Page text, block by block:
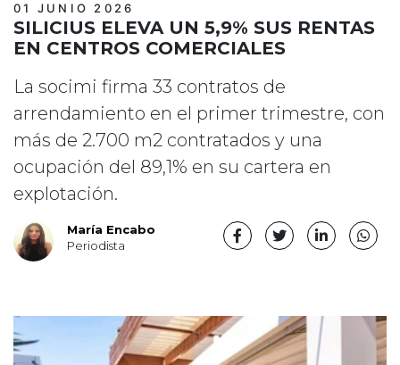
01 JUNIO 2026
SILICIUS ELEVA UN 5,9% SUS RENTAS
EN CENTROS COMERCIALES
La socimi firma 33 contratos de
arrendamiento en el primer trimestre, con
más de 2.700 m2 contratados y una
ocupación del 89,1% en su cartera en
explotación.
María Encabo
Periodista